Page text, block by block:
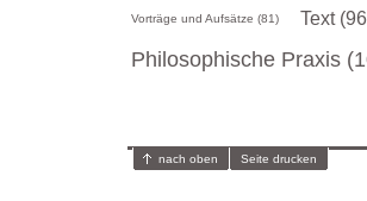
Vorträge und Aufsätze (81) Text
Philosophische Praxis
nach oben Seite drucken